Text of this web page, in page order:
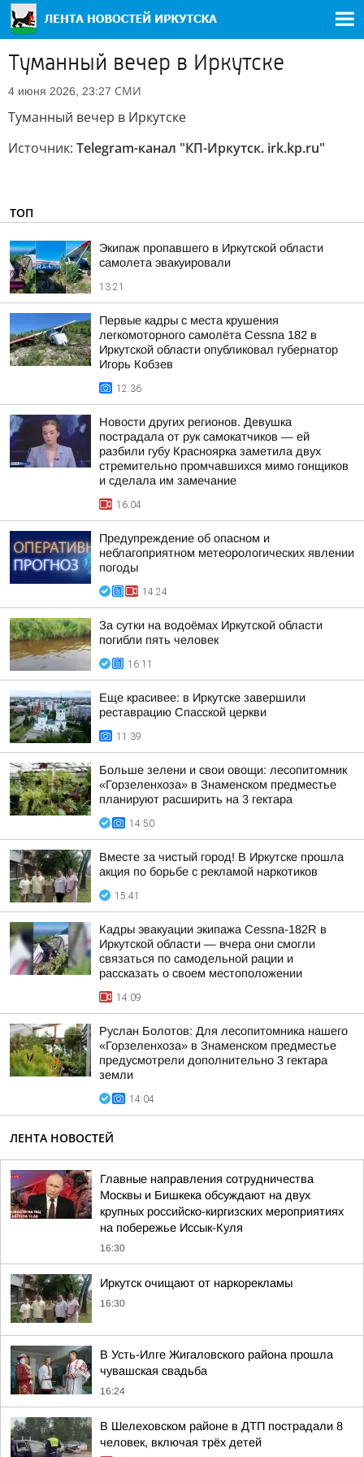
Туманный вечер в Иркутске
4 июня 2026, 23:27 СМИ
Туманный вечер в Иркутске
Источник: Telegram-канал "КП-Иркутск. irk.kp.ru"
ТОП
Экипаж пропавшего в Иркутской области
самолета эвакуировали
13:21
Первые кадры с места крушения
легкомоторного самолёта Cessna 182 в
Иркутской области опубликовал губернатор
Игорь Кобзев
12:36
Новости других регионов. Девушка
пострадала от рук самокатчиков — ей
разбили губу Красноярка заметила двух
стремительно промчавшихся мимо гонщиков
и сделала им замечание
16:04
Предупреждение об опасном и
неблагоприятном метеорологических явлении
погоды
14:24
За сутки на водоёмах Иркутской области
погибли пять человек
16:11
Еще красивее: в Иркутске завершили
реставрацию Спасской церкви
11:39
Больше зелени и свои овощи: лесопитомник
«Горзеленхоза» в Знаменском предместье
планируют расширить на 3 гектара
14:50
Вместе за чистый город! В Иркутске прошла
акция по борьбе с рекламой наркотиков
15:41
Кадры эвакуации экипажа Cessna-182R в
Иркутской области — вчера они смогли
связаться по самодельной рации и
рассказать о своем местоположении
14:09
Руслан Болотов: Для лесопитомника нашего
«Горзеленхоза» в Знаменском предместье
предусмотрели дополнительно 3 гектара
земли
14:04
ЛЕНТА НОВОСТЕЙ
Главные направления сотрудничества
Москвы и Бишкека обсуждают на двух
крупных российско-киргизских мероприятиях
на побережье Иссык-Куля
16:30
Иркутск очищают от наркорекламы
16:30
В Усть-Илге Жигаловского района прошла
чувашская свадьба
16:24
В Шелеховском районе в ДТП пострадали 8
человек, включая трёх детей